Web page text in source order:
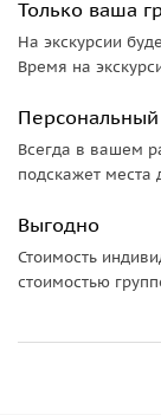
Только ваша
На экскурсии
Время на
Персональный
Всегда в вашем
подскажет места
Выгодно
Стоимость
стоимостью